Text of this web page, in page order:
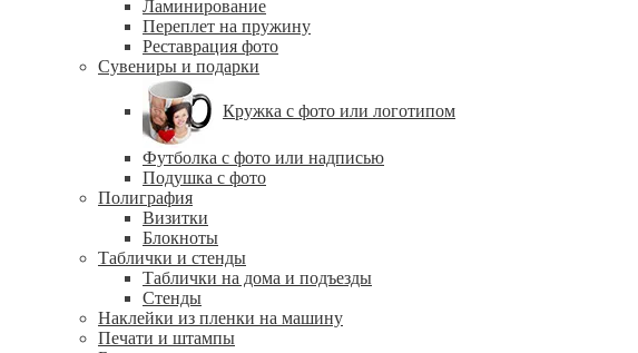
Ламинирование
Переплет на пружину
Реставрация фото
Сувениры и подарки
Кружка с фото или логотипом
Футболка с фото или надписью
Подушка с фото
Полиграфия
Визитки
Блокноты
Таблички и стенды
Таблички на дома и подъезды
Стенды
Наклейки из пленки на машину
Печати и штампы